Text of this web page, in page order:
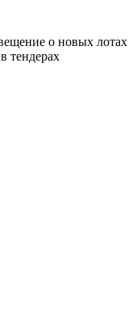
о новых лотах
тендерах